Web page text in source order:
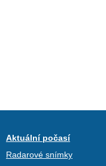
Aktuální počasí
Radarové snímky